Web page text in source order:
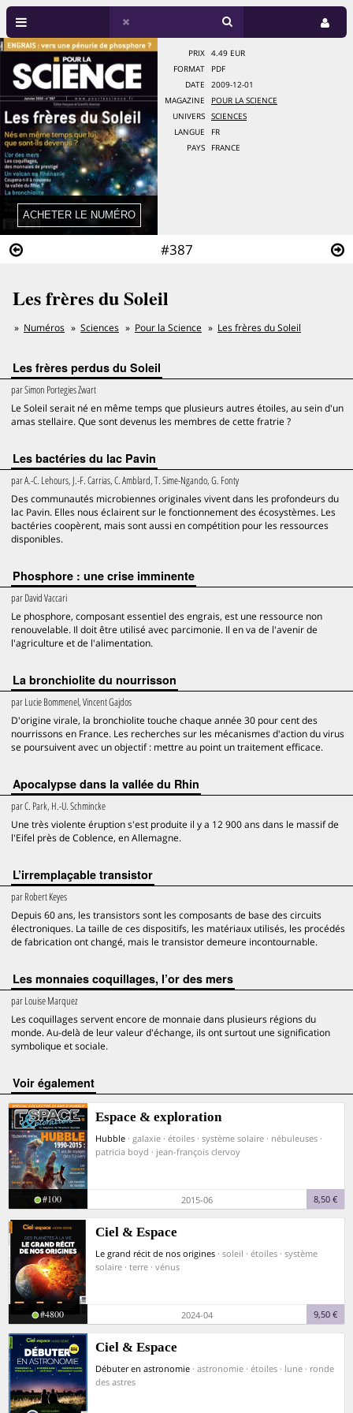
#387
PRIX
4.49 EUR
FORMAT
PDF
DATE
2009-12-01
MAGAZINE
POUR LA SCIENCE
UNIVERS
SCIENCES
LANGUE
FR
PAYS
FRANCE
Les frères du Soleil
Numéros Sciences Pour la Science Les frères du Soleil
Les frères perdus du Soleil
parSimon Portegies Zwart
Le Soleil serait né en même temps que plusieurs autres étoiles, au sein d'un
amas stellaire. Que sont devenus les membres de cette fratrie ?
Les bactéries du lac Pavin
parA.-C. Lehours, J.-F. Carrias, C. Amblard, T. Sime-Ngando, G. Fonty
Des communautés microbiennes originales vivent dans les profondeurs du
lac Pavin. Elles nous éclairent sur le fonctionnement des écosystèmes. Les
bactéries coopèrent, mais sont aussi en compétition pour les ressources
disponibles.
Phosphore : une crise imminente
parDavid Vaccari
Le phosphore, composant essentiel des engrais, est une ressource non
renouvelable. Il doit être utilisé avec parcimonie. Il en va de l'avenir de
l'agriculture et de l'alimentation.
La bronchiolite du nourrisson
parLucie Bommenel, Vincent Gajdos
D'origine virale, la bronchiolite touche chaque année 30 pour cent des
nourrissons en France. Les recherches sur les mécanismes d'action du virus
se poursuivent avec un objectif : mettre au point un traitement efficace.
Apocalypse dans la vallée du Rhin
parC. Park, H.-U. Schmincke
Une très violente éruption s'est produite il y a 12 900 ans dans le massif de
l'Eifel près de Coblence, en Allemagne.
L’irremplaçable transistor
parRobert Keyes
Depuis 60 ans, les transistors sont les composants de base des circuits
électroniques. La taille de ces dispositifs, les matériaux utilisés, les procédés
de fabrication ont changé, mais le transistor demeure incontournable.
Les monnaies coquillages, l’or des mers
parLouise Marquez
Les coquillages servent encore de monnaie dans plusieurs régions du
monde. Au-delà de leur valeur d'échange, ils ont surtout une signification
symbolique et sociale.
voir également
Espace & exploration
Hubble · galaxie · étoiles · système solaire · nébuleuses ·
patricia boyd · jean-françois clervoy
#100 2015-06 8,50 €
Ciel & Espace
Le grand récit de nos origines · soleil · étoiles · système
solaire · terre · vénus
#4800 2024-04 9,50 €
Ciel & Espace
Débuter en astronomie · astronomie · étoiles · lune · ronde
des astres